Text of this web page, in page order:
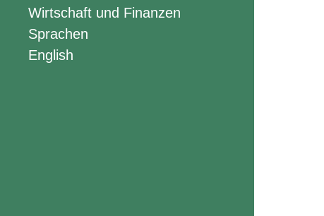
Wirtschaft und Finanzen
Sprachen
English